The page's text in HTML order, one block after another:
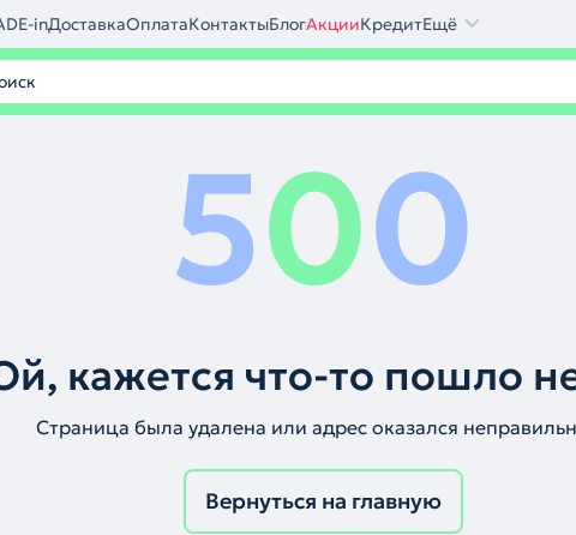
inДоставкаОплатаКонтактыБлогАкцииКредитЕщё
500
кажется что-то пошло
Страница была удалена или адрес оказался
Вернуться на главную